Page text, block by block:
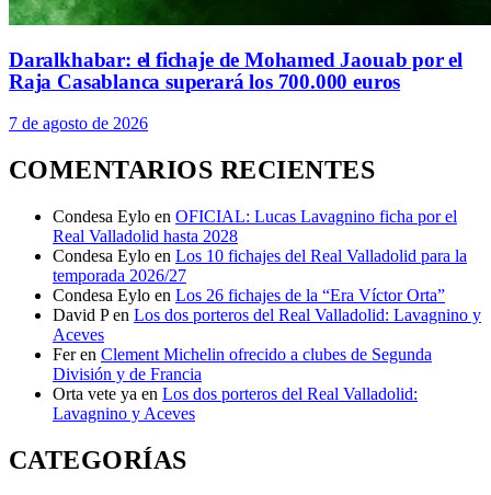
Daralkhabar: el fichaje de Mohamed Jaouab por el
Raja Casablanca superará los 700.000 euros
7 de agosto de 2026
COMENTARIOS RECIENTES
Condesa Eylo en OFICIAL: Lucas Lavagnino ficha por el
Real Valladolid hasta 2028
Condesa Eylo en Los 10 fichajes del Real Valladolid para la
temporada 2026/27
Condesa Eylo en Los 26 fichajes de la “Era Víctor Orta”
David P en Los dos porteros del Real Valladolid: Lavagnino y
Aceves
Fer en Clement Michelin ofrecido a clubes de Segunda
División y de Francia
Orta vete ya en Los dos porteros del Real Valladolid:
Lavagnino y Aceves
CATEGORÍAS